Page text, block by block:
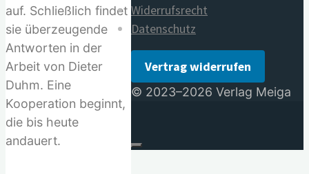
auf. Schließlich findet
sie überzeugende
Antworten in der
Arbeit von Dieter
Duhm. Eine
Kooperation beginnt,
die bis heute
andauert.
Widerrufsrecht
Datenschutz
Vertrag widerrufen
© 2023–2026 Verlag Meiga